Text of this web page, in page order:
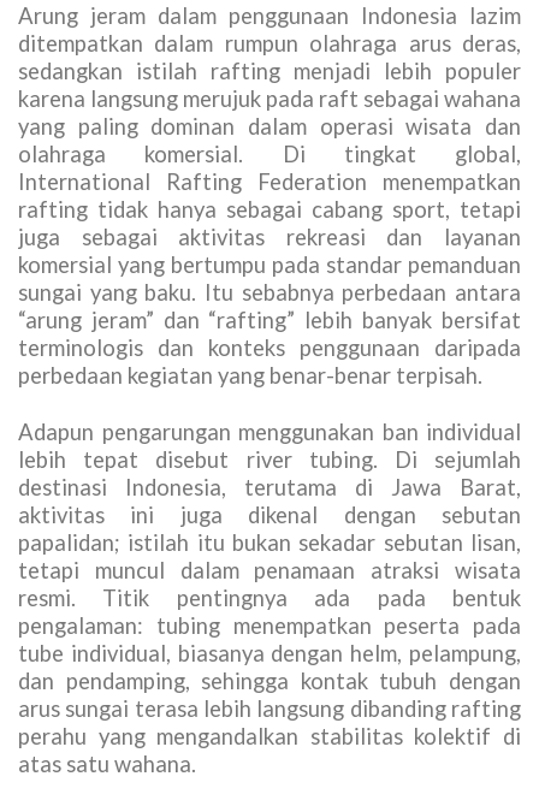
Arung jeram dalam penggunaan Indonesia lazim
ditempatkan dalam rumpun olahraga arus deras,
sedangkan istilah rafting menjadi lebih populer
karena langsung merujuk pada raft sebagai wahana
yang paling dominan dalam operasi wisata dan
olahraga komersial. Di tingkat global,
International Rafting Federation menempatkan
rafting tidak hanya sebagai cabang sport, tetapi
juga sebagai aktivitas rekreasi dan layanan
komersial yang bertumpu pada standar pemanduan
sungai yang baku. Itu sebabnya perbedaan antara
“arung jeram” dan “rafting” lebih banyak bersifat
terminologis dan konteks penggunaan daripada
perbedaan kegiatan yang benar-benar terpisah.
Adapun pengarungan menggunakan ban individual
lebih tepat disebut river tubing. Di sejumlah
destinasi Indonesia, terutama di Jawa Barat,
aktivitas ini juga dikenal dengan sebutan
papalidan; istilah itu bukan sekadar sebutan lisan,
tetapi muncul dalam penamaan atraksi wisata
resmi. Titik pentingnya ada pada bentuk
pengalaman: tubing menempatkan peserta pada
tube individual, biasanya dengan helm, pelampung,
dan pendamping, sehingga kontak tubuh dengan
arus sungai terasa lebih langsung dibanding rafting
perahu yang mengandalkan stabilitas kolektif di
atas satu wahana.